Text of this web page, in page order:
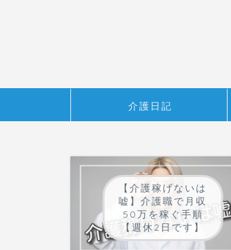
介護日記
【介護稼げないは
嘘】介護職で月収
50万を稼ぐ手順
【週休2日です】